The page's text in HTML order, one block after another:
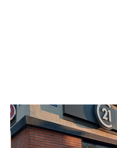
CENTURY
18 rue